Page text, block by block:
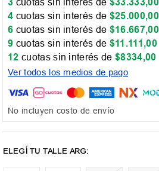
4 cuotas sin interés de $25.000,00
6 cuotas sin interés de $16.667,00
9 cuotas sin interés de $11 .111,00
12 cuotas sin interés de$8334,00
Ver todos los medios de pago
No incluyen costo de envío